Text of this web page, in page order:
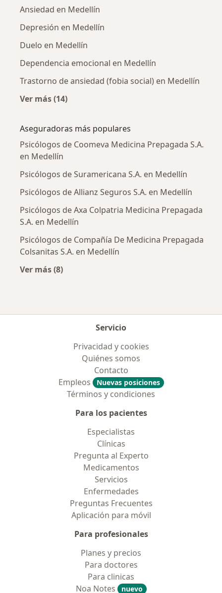
Ansiedad en Medellín
Depresión en Medellín
Duelo en Medellín
Dependencia emocional en Medellín
Trastorno de ansiedad (fobia social) en Medellín
Ver más (14)
Aseguradoras más populares
Psicólogos de Coomeva Medicina Prepagada S.A.
en Medellín
Psicólogos de Suramericana S.A. en Medellín
Psicólogos de Allianz Seguros S.A. en Medellín
Psicólogos de Axa Colpatria Medicina Prepagada
S.A. en Medellín
Psicólogos de Compañía De Medicina Prepagada
Colsanitas S.A. en Medellín
Ver más (8)
Servicio
Privacidad y cookies
Quiénes somos
Contacto
Empleos
Nuevas posiciones
Términos y condiciones
Para los pacientes
Especialistas
Clínicas
Pregunta al Experto
Medicamentos
Servicios
Enfermedades
Preguntas Frecuentes
Aplicación para móvil
Para profesionales
Planes y precios
Para doctores
Para clinicas
Noa Notes
nuevo